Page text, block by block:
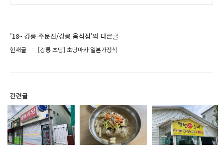
'18~ 강릉 주문진/강릉 음식점'의 다른글
현재글 [강릉 초당] 초당마카 일본가정식
관련글